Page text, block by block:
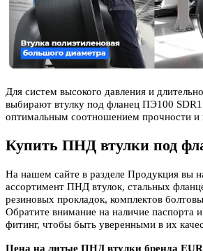
Для систем высокого давления и
выбирают втулку под фланец ПЭ100
оптимальным соотношением прочности и
Купить ПНД втулки под
На нашем сайте в разделе Продукция вы
ассортимент ПНД втулок, стальных
резиновых прокладок, комплектов
Обратите внимание на наличие паспорта
фитинг, чтобы быть уверенными в их
Цена на литые ПНД втулки бренда